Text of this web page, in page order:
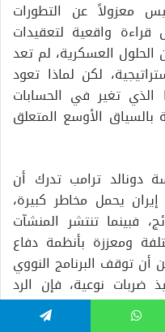
معزولاً عن التطورات
قراءة واقعية لتعقيدات
الحلول العسكرية، لم تعد
لكن لماذا تعود
الذي تغير في الحسابات
بالسياق الأوسع المتعلق
دونالد ترامب تدرك أن
يحمل مخاطر كبيرة،
فبينما تنتشر المنشآت
ومعززة بأنظمة دفاع
توقف البرنامج النووي
نوعية، فإن الرد
الولايات المتحدة
عسكرية أمريكية